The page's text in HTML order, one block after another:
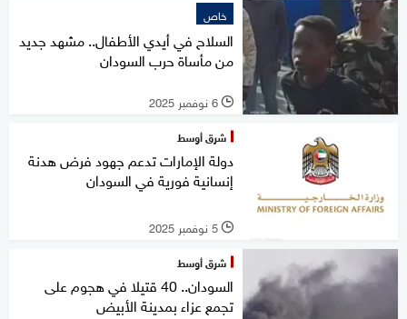
خاص
السلاح في أيدي الأطفال.. مشهد جديد
من مأساة حرب السودان
l 6 نوفمبر 2025
شرق أوسط
دولة الإمارات تدعم جهود فرض هدنة
إنسانية فورية في السودان
l 5 نوفمبر 2025
شرق أوسط
السودان.. 40 قتيلا في هجوم على
تجمع عزاء بمدينة الأبيض